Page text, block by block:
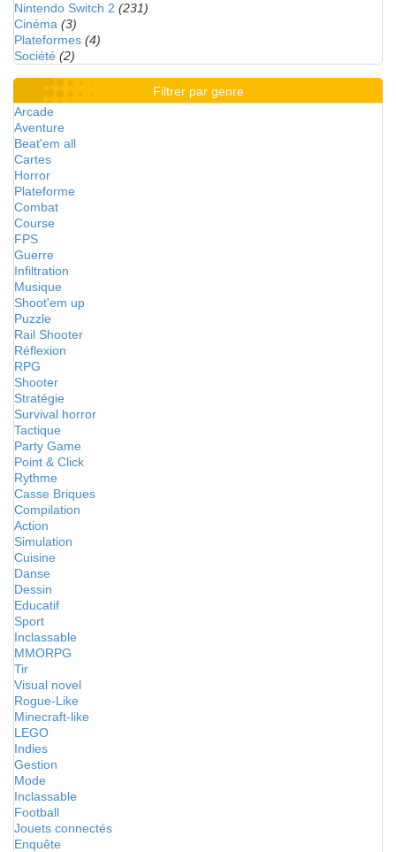
Nintendo Switch 2 (231)
Cinéma (3)
Plateformes (4)
Société (2)
Filtrer par genre
Arcade
Aventure
Beat'em all
Cartes
Horror
Plateforme
Combat
Course
FPS
Guerre
Infiltration
Musique
Shoot'em up
Puzzle
Rail Shooter
Réflexion
RPG
Shooter
Stratégie
Survival horror
Tactique
Party Game
Point & Click
Rythme
Casse Briques
Compilation
Action
Simulation
Cuisine
Danse
Dessin
Educatif
Sport
Inclassable
MMORPG
Tir
Visual novel
Rogue-Like
Minecraft-like
LEGO
Indies
Gestion
Mode
Inclassable
Football
Jouets connectés
Enquête